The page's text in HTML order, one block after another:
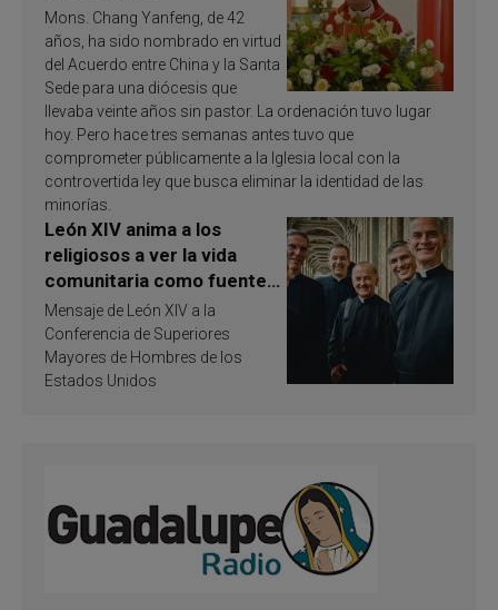
Mons. Chang Yanfeng, de 42
años, ha sido nombrado en virtud
del Acuerdo entre China y la Santa
Sede para una diócesis que
llevaba veinte años sin pastor. La ordenación tuvo lugar
hoy. Pero hace tres semanas antes tuvo que
comprometer públicamente a la Iglesia local con la
controvertida ley que busca eliminar la identidad de las
minorías.
León XIV anima a los
religiosos a ver la vida
comunitaria como fuente
de inspiración y
santificación
Mensaje de León XIV a la
Conferencia de Superiores
Mayores de Hombres de los
Estados Unidos